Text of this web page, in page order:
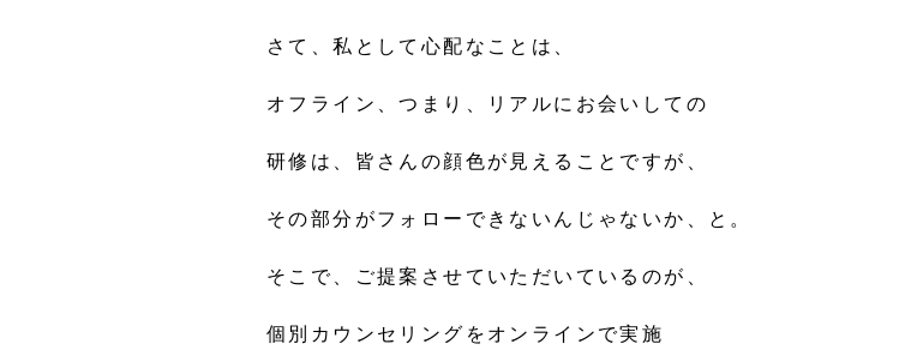
さて、私として心配なことは、
オフライン、つまり、リアルにお会いしての
研修は、皆さんの顔色が見えることですが、
その部分がフォローできないんじゃないか、と。
そこで、ご提案させていただいているのが、
個別カウンセリングをオンラインで実施